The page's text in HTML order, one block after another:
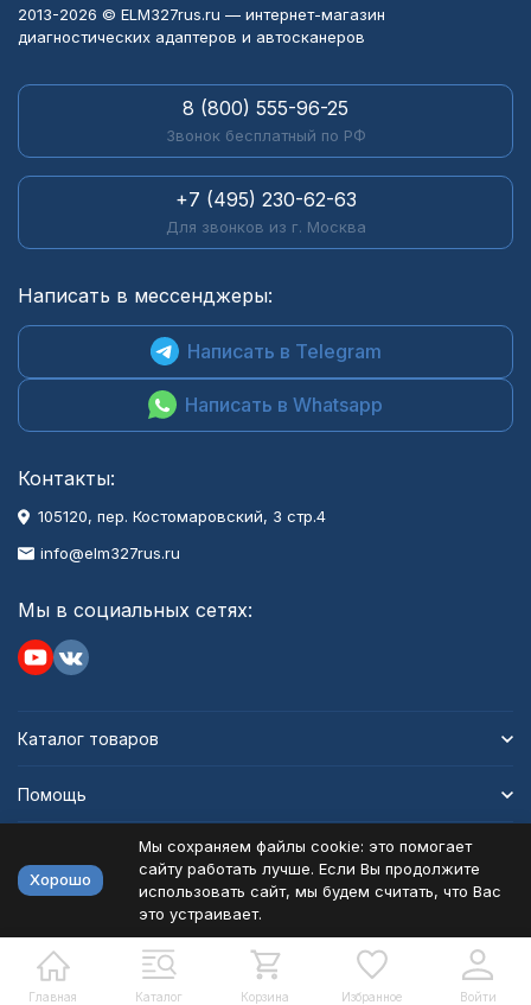
Главная Каталог Корзина Избранное Войти
2013-2026 © ELM327rus.ru — интернет-магазин
диагностических адаптеров и автосканеров
8 (800) 555-96-25
Звонок бесплатный по РФ
+7 (495) 230-62-63
Для звонков из г. Москва
Написать в мессенджеры:
Написать в Telegram
Написать в Whatsapp
Контакты:
105120, пер. Костомаровский, 3 стр.4
info@elm327rus.ru
Мы в социальных сетях:
Каталог товаров
Помощь
Политика персональных данных
Разработано в bodysite.ru
Хорошо
Мы сохраняем файлы cookie: это помогает
сайту работать лучше. Если Вы продолжите
использовать сайт, мы будем считать, что Вас
это устраивает.